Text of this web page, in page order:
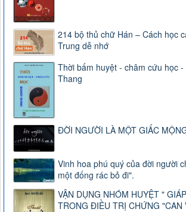
214 bộ thủ chữ Hán – Cách học
Trung dễ nhớ
Thời bấm huyệt - châm cứu học -
Thang
ĐỜI NGƯỜI LÀ MỘT GIẤC
Vinh hoa phú quý của đời người
một đống rác bỏ đi".
VẬN DỤNG NHÓM HUYỆT "
TRONG ĐIỀU TRỊ CHỨNG "CAN